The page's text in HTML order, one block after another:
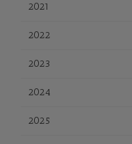
2021
2022
2023
2024
2025